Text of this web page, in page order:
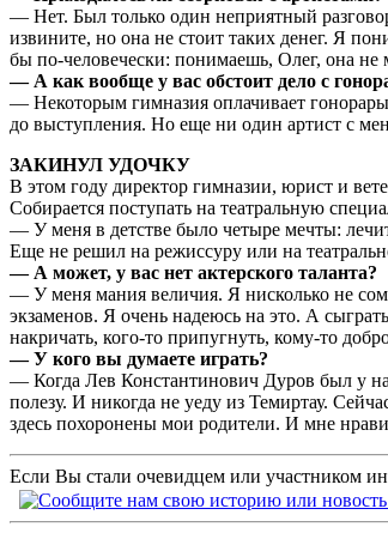
— Нет. Был только один неприятный
извините, но она не стоит таких денег. Я
бы по-человечески: понимаешь, Олег, она
— А как вообще у вас обстоит дело с
— Некоторым гимназия оплачивает
до выступления. Но еще ни один артист с
ЗАКИНУЛ УДОЧКУ
В этом году директор гимназии, юрист и
Собирается поступать на театральную
— У меня в детстве было четыре мечты:
Еще не решил на режиссуру или на
— А может, у вас нет актерского таланта?
— У меня мания величия. Я нисколько не
экзаменов. Я очень надеюсь на это. А
накричать, кого-то припугнуть, кому-то
— У кого вы думаете играть?
— Когда Лев Константинович Дуров был у
полезу. И никогда не уеду из Темиртау.
здесь похоронены мои родители. И мне
Если Вы стали очевидцем или участником